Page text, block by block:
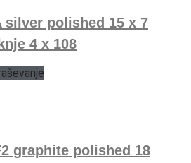
silver polished 15 x 7
4 x 108
graphite polished 18